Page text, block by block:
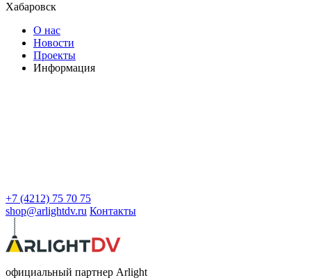
Хабаровск
О нас
Новости
Проекты
Информация
+7 (4212) 75 70 75
shop@arlightdv.ru Контакты
официальный партнер Arlight